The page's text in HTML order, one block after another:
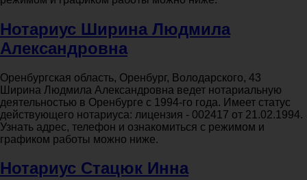
Нотариус Ширина Людмила
Александровна
Оренбургская область, Оренбург, Володарского, 43
Ширина Людмила Александровна ведет нотариальную
деятельностью в Оренбурге с 1994-го года. Имеет статус
действующего нотариуса: лицензия - 002417 от 21.02.1994.
Узнать адрес, телефон и ознакомиться с режимом и
графиком работы можно ниже.
Нотариус Стацюк Инна